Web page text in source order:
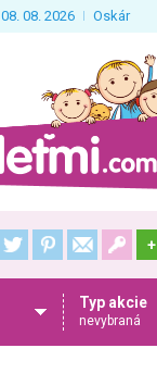
08. 08. 2026 Oskár
+
Typ akcie
nevybraná